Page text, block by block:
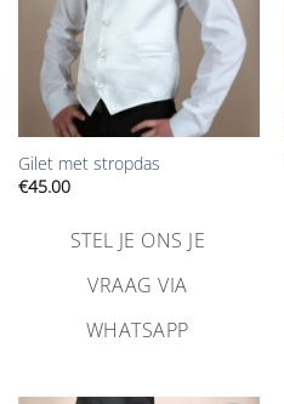
Gilet met stropdas
€45.00
STEL JE ONS JE
VRAAG VIA
WHATSAPP